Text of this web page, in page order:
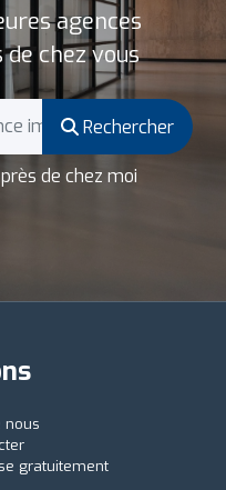
agences
chez vous
Rechercher
de chez moi
nous
gratuitement